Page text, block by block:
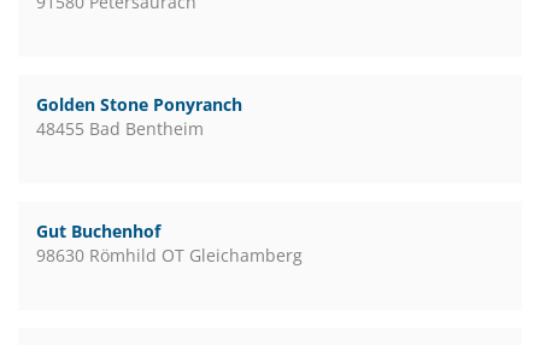
Golden Stone Ponyranch
48455 Bad Bentheim
Gut Buchenhof
98630 Römhild OT Gleichamberg